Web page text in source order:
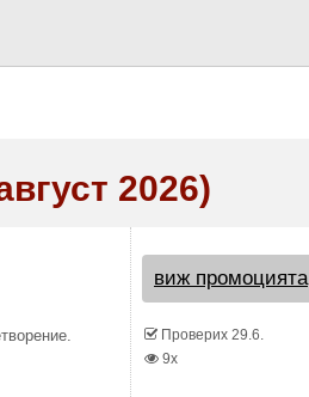
2026)
виж промоцията
Проверих 29.6.
9x